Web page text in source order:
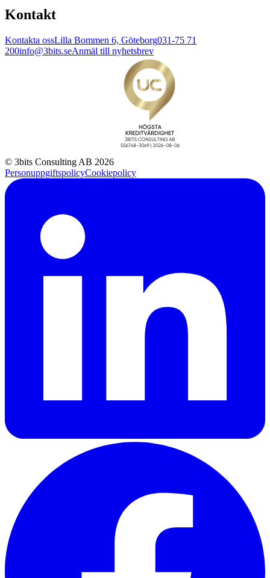
Kontakt
Kontakta ossLilla Bommen 6, Göteborg031-75 71
200info@3bits.seAnmäl till nyhetsbrev
© 3bits Consulting AB 2026
PersonuppgiftspolicyCookiepolicy